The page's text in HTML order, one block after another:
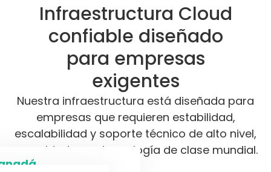
Infraestructura Cloud
confiable diseñado
para empresas
exigentes
Nuestra infraestructura está diseñada para
empresas que requieren estabilidad,
escalabilidad y soporte técnico de alto nivel,
respaldado por tecnología de clase mundial.